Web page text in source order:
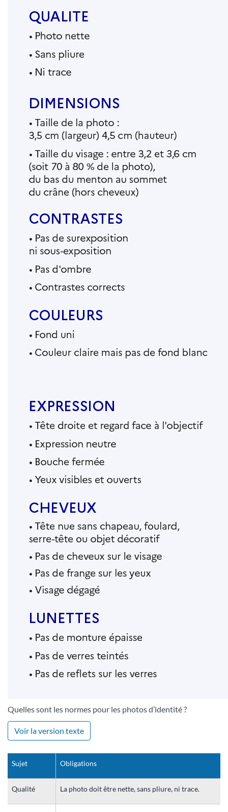
Quelles sont les normes pour les photos d’identité ?
Voir la version texte
Sujet Obligations
Qualité La photo doit être nette, sans pliure, ni trace.